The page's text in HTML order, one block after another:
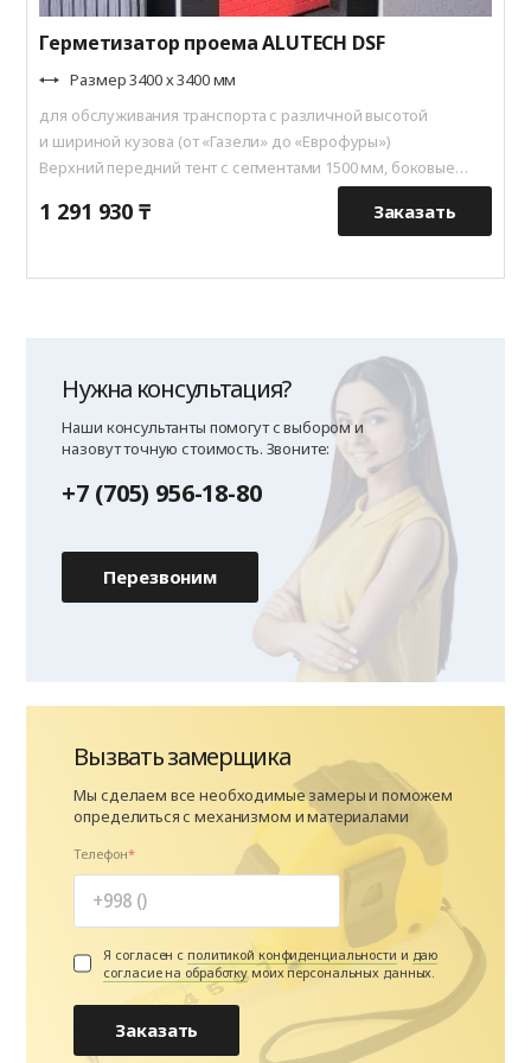
Герметизатор проема ALUTECH DSF
Размер 3400 х 3400 мм
для обслуживания транспорта с различной высотой
и шириной кузова (от «Газели» до «Еврофуры»)
Верхний передний тент с сегментами 1500 мм, боковые
1 291 930 ₸ Заказать
Нужна консультация?
Наши консультанты помогут с выбором и
назовут точную стоимость. Звоните:
+7 (705) 956-18-80
Перезвоним
Вызвать замерщика
Мы сделаем все необходимые замеры и поможем
определиться с механизмом и материалами
Телефон
Я согласен с политикой конфиденциальности и даю
согласие на обработку моих персональных данных.
Заказать